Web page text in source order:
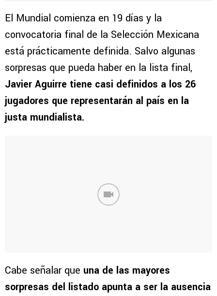
El Mundial comienza en 19 días y la
convocatoria final de la Selección Mexicana
está prácticamente definida. Salvo algunas
sorpresas que pueda haber en la lista final,
Javier Aguirre tiene casi definidos a los 26
jugadores que representarán al país en la
justa mundialista.
Cabe señalar que una de las mayores
sorpresas del listado apunta a ser la ausencia